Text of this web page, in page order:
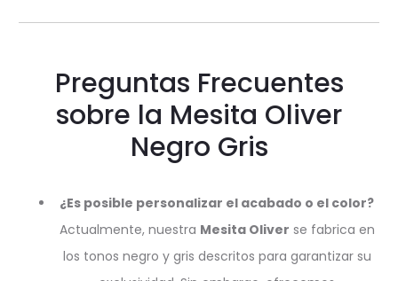
Preguntas Frecuentes
sobre la Mesita Oliver
Negro Gris
¿Es posible personalizar el acabado o el color?
Actualmente, nuestra Mesita Oliver se fabrica en
los tonos negro y gris descritos para garantizar su